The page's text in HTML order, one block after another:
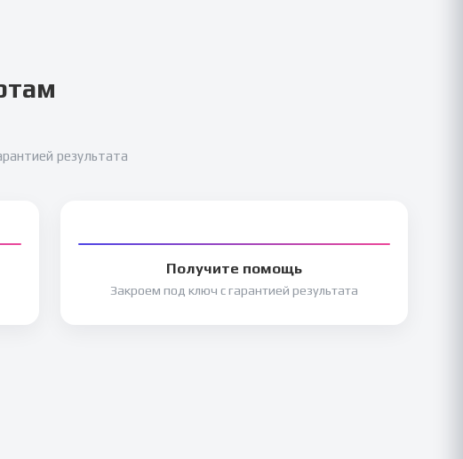
результата
Получите помощь
Закроем под ключ с гарантией результата